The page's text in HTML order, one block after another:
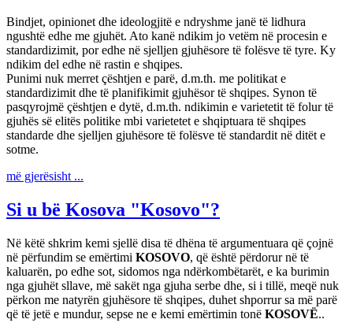
Bindjet, opinionet dhe ideologjitë e ndryshme janë të lidhura
ngushtë edhe me gjuhët. Ato kanë ndikim jo vetëm në procesin e
standardizimit, por edhe në sjelljen gjuhësore të folësve të tyre. Ky
ndikim del edhe në rastin e shqipes.
Punimi nuk merret çështjen e parë, d.m.th. me politikat e
standardizimit dhe të planifikimit gjuhësor të shqipes. Synon të
pasqyrojmë çështjen e dytë, d.m.th. ndikimin e varietetit të folur të
gjuhës së elitës politike mbi varietetet e shqiptuara të shqipes
standarde dhe sjelljen gjuhësore të folësve të standardit në ditët e
sotme.
më gjerësisht ...
Si u bë Kosova "Kosovo"?
Në këtë shkrim kemi sjellë disa të dhëna të argumentuara që çojnë
në përfundim se emërtimi KOSOVO, që është përdorur në të
kaluarën, po edhe sot, sidomos nga ndërkombëtarët, e ka burimin
nga gjuhët sllave, më sakët nga gjuha serbe dhe, si i tillë, meqë nuk
përkon me natyrën gjuhësore të shqipes, duhet shporrur sa më parë
që të jetë e mundur, sepse ne e kemi emërtimin tonë KOSOVË..